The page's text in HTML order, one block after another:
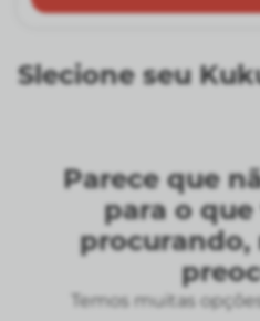
Slecione seu
Parece que
para o
procurando,
Temos muitas